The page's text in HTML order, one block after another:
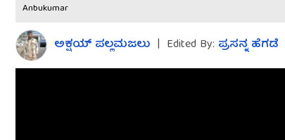
Anbukumar
ಅಕ್ಷಯ್​ ಪಲ್ಲಮಜಲು​​ | Edited By: ಪ್ರಸನ್ನ ಹೆಗಡೆ